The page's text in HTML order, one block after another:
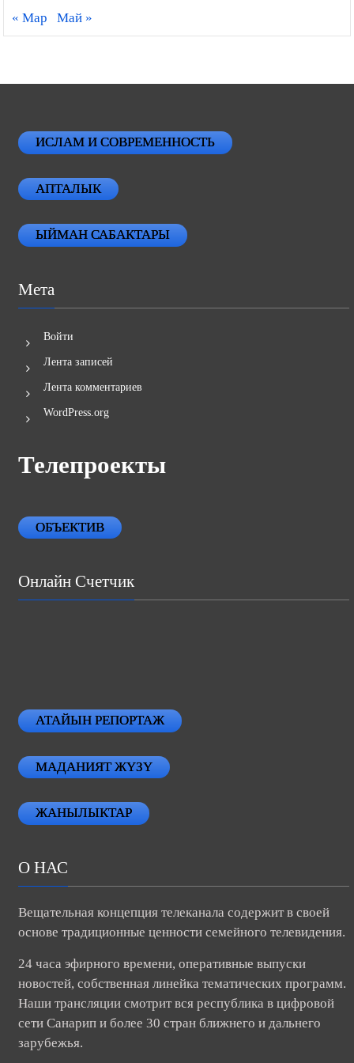
« Мар Май »
ИСЛАМ И СОВРЕМЕННОСТЬ
АПТАЛЫК
ЫЙМАН САБАКТАРЫ
Мета
Войти
Лента записей
Лента комментариев
WordPress.org
Телепроекты
ОБЪЕКТИВ
Онлайн Счетчик
АТАЙЫН РЕПОРТАЖ
МАДАНИЯТ ЖҮЗҮ
ЖАНЫЛЫКТАР
О НАС
Вещательная концепция телеканала содержит в своей
основе традиционные ценности семейного телевидения.
24 часа эфирного времени, оперативные выпуски
новостей, собственная линейка тематических программ.
Наши трансляции смотрит вся республика в цифровой
сети Санарип и более 30 стран ближнего и дальнего
зарубежья.